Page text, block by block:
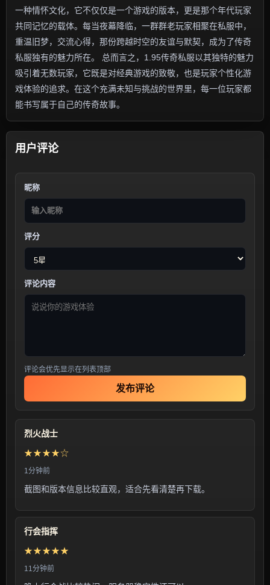
一种情怀文化，它不仅仅是一个游戏的版本，更是那个年代玩家
共同记忆的载体。每当夜幕降临，一群群老玩家相聚在私服中，
重温旧梦，交流心得，那份跨越时空的友谊与默契，成为了传奇
私服独有的魅力所在。 总而言之，1.95传奇私服以其独特的魅力
吸引着无数玩家，它既是对经典游戏的致敬，也是玩家个性化游
戏体验的追求。在这个充满未知与挑战的世界里，每一位玩家都
能书写属于自己的传奇故事。
用户评论
昵称
评分
评论内容
评论会优先显示在列表顶部
发布评论
烈火战士
★★★★☆
1分钟前
截图和版本信息比较直观，适合先看清楚再下载。
行会指挥
★★★★★
11分钟前